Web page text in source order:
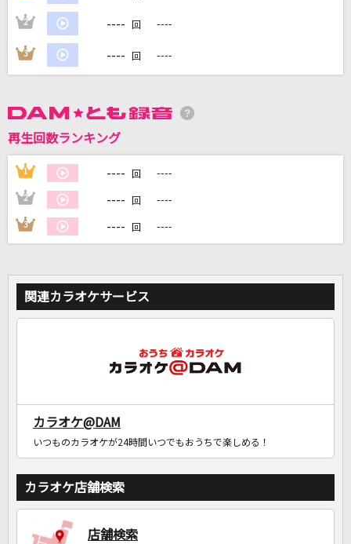
カラオケ最新情報をチェック！
2 ---- 回 ----
3 ---- 回 ----
再生回数ランキング
1 ---- 回 ----
2 ---- 回 ----
3 ---- 回 ----
関連カラオケサービス
カラオケ@DAM
いつものカラオケが24時間いつでもおうちで楽しめる！
カラオケ店舗検索
店舗検索